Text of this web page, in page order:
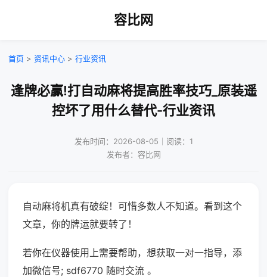
容比网
首页 > 资讯中心 > 行业资讯
逢牌必赢!打自动麻将提高胜率技巧_原装遥
控坏了用什么替代-行业资讯
发布时间：2026-08-05｜阅读：1
发布者：容比网
自动麻将机真有破绽！可惜多数人不知道。看到这个
文章，你的牌运就要转了！
若你在仪器使用上需要帮助，想获取一对一指导，添
加微信号; sdf6770 随时交流 。